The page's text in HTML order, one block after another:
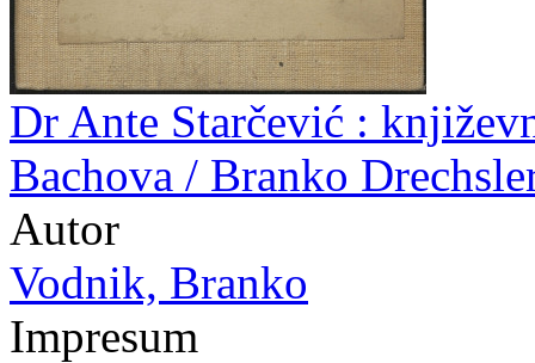
Dr Ante Starčević :
Bachova / Branko
Autor
Vodnik, Branko
Impresum